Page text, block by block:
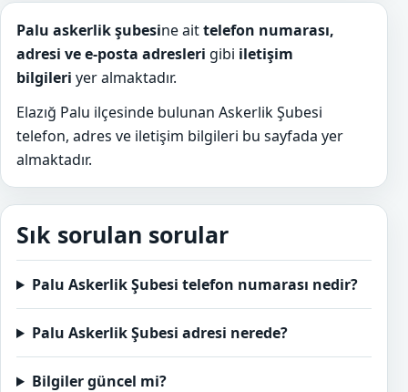
Palu askerlik şubesine aittelefon numarası,
adresi ve e-posta adresleri gibi iletişim
bilgileri yer almaktadır.
Elazığ Palu ilçesinde bulunan Askerlik Şubesi
telefon, adres ve iletişim bilgileri bu sayfada yer
almaktadır.
Sık sorulan sorular
Palu Askerlik Şubesi telefon numarası nedir?
Palu Askerlik Şubesi adresi nerede?
Bilgiler güncel mi?